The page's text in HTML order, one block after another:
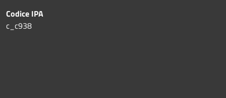
Codice IPA
c_c938